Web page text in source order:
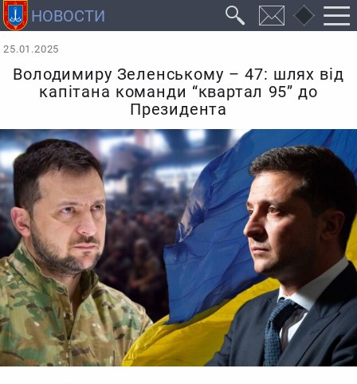
25.01.2025
Володимиру Зеленському – 47: шлях від
капітана команди “квартал 95” до
Президента